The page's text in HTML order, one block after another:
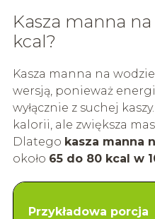
Kasza manna
kcal?
Kasza manna na
wersją, ponieważ
wyłącznie z suchej
kalorii, ale zwiększa
Dlatego kasza manna
około 65 do 80 kcal w
Przykładowa porcja